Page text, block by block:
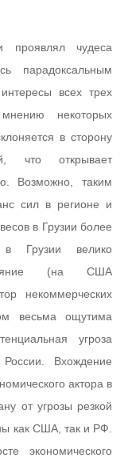
проявлял чудеса
парадоксальным
всех трех
некоторых
в сторону
что открывает
Возможно, таким
сил в регионе и
в Грузии более
Грузии велико
(на США
некоммерческих
весьма ощутима
угроза
Вхождение
актора в
от угрозы резкой
как США, так и РФ.
экономического